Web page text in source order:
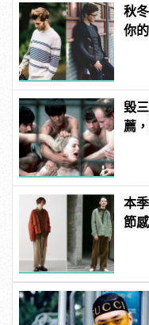
秋
你
毀
薦
本
節